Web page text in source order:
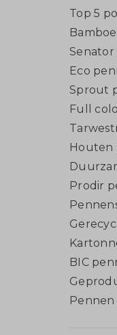
Top 5
Eco
Sprout
Full
Houten
Prodir
BIC